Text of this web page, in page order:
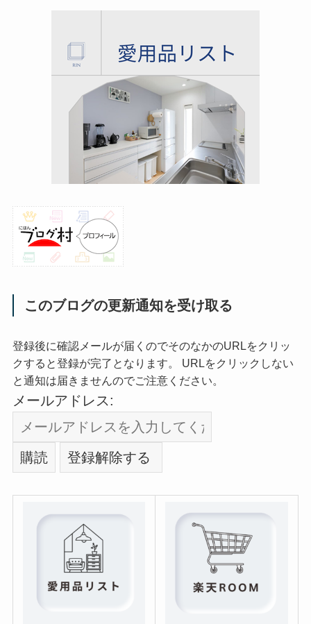
このブログの更新通知を受け取る
登録後に確認メールが届くのでそのなかのURLをクリッ
クすると登録が完了となります。 URLをクリックしない
と通知は届きませんのでご注意ください。
メールアドレス: